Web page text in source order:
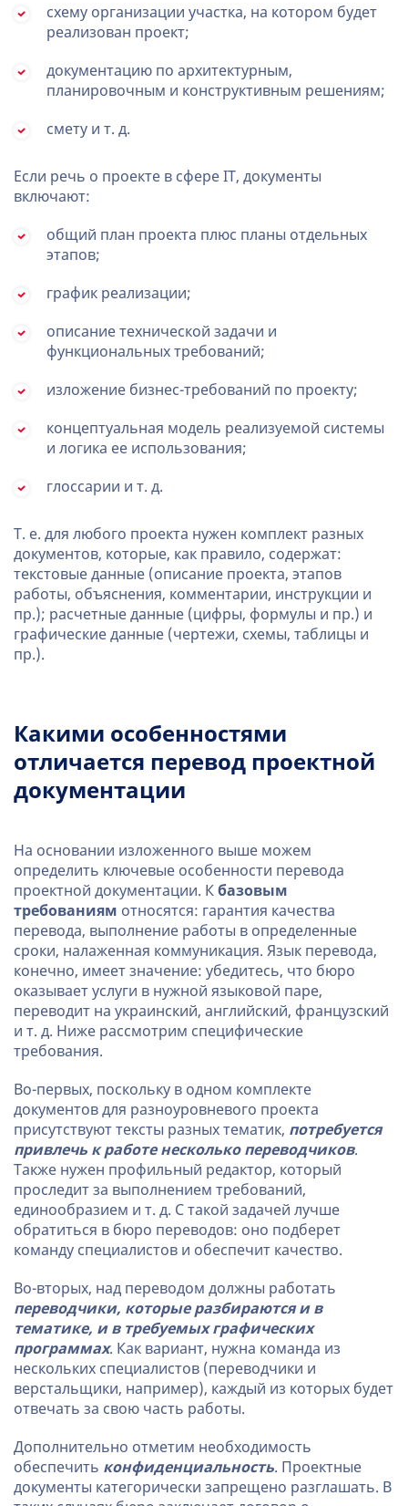
схему организации участка, на котором будет
реализован проект;
документацию по архитектурным,
планировочным и конструктивным решениям;
смету и т. д.
Если речь о проекте в сфере IT, документы
включают:
общий план проекта плюс планы отдельных
этапов;
график реализации;
описание технической задачи и
функциональных требований;
изложение бизнес-требований по проекту;
концептуальная модель реализуемой системы
и логика ее использования;
глоссарии и т. д.
Т. е. для любого проекта нужен комплект разных
документов, которые, как правило, содержат:
текстовые данные (описание проекта, этапов
работы, объяснения, комментарии, инструкции и
пр.); расчетные данные (цифры, формулы и пр.) и
графические данные (чертежи, схемы, таблицы и
пр.).
Какими особенностями
отличается перевод проектной
документации
На основании изложенного выше можем
определить ключевые особенности перевода
проектной документации. К базовым
требованиям относятся: гарантия качества
перевода, выполнение работы в определенные
сроки, налаженная коммуникация. Язык перевода,
конечно, имеет значение: убедитесь, что бюро
оказывает услуги в нужной языковой паре,
переводит на украинский, английский, французский
и т. д. Ниже рассмотрим специфические
требования.
Во-первых, поскольку в одном комплекте
документов для разноуровневого проекта
присутствуют тексты разных тематик, потребуется
привлечь к работе несколько переводчиков.
Также нужен профильный редактор, который
проследит за выполнением требований,
единообразием и т. д. С такой задачей лучше
обратиться в бюро переводов: оно подберет
команду специалистов и обеспечит качество.
Во-вторых, над переводом должны работать
переводчики, которые разбираются и в
тематике, и в требуемых графических
программах. Как вариант, нужна команда из
нескольких специалистов (переводчики и
верстальщики, например), каждый из которых будет
отвечать за свою часть работы.
Дополнительно отметим необходимость
обеспечить конфиденциальность. Проектные
документы категорически запрещено разглашать. В